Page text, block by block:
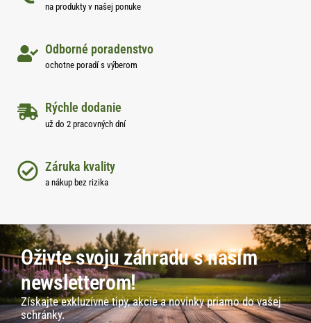
na produkty v našej ponuke
Odborné poradenstvo
ochotne poradí s výberom
Rýchle dodanie
už do 2 pracovných dní
Záruka kvality
a nákup bez rizika
Oživte svoju záhradu s naším
newsletterom!
Získajte exkluzívne tipy, akcie a novinky priamo do vašej
schránky.